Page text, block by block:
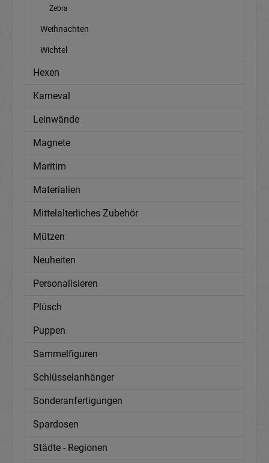
Zebra
Weihnachten
Wichtel
Hexen
Karneval
Leinwände
Magnete
Maritim
Materialien
Mittelalterliches Zubehör
Mützen
Neuheiten
Personalisieren
Plüsch
Puppen
Sammelfiguren
Schlüsselanhänger
Sonderanfertigungen
Spardosen
Städte - Regionen